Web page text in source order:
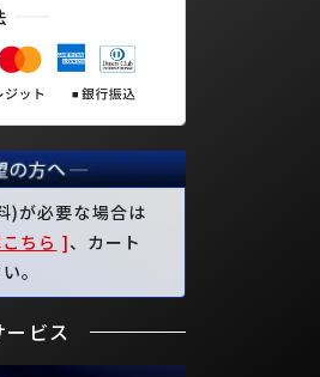
)が必要な場合は
ちら ]、カート
。
ビス